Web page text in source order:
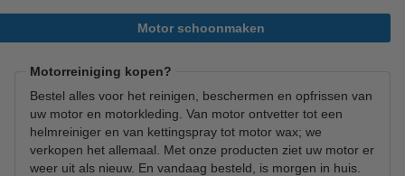
Motor schoonmaken
Motorreiniging kopen?
Bestel alles voor het reinigen, beschermen en opfrissen van
uw motor en motorkleding. Van motor ontvetter tot een
helmreiniger en van kettingspray tot motor wax; we
verkopen het allemaal. Met onze producten ziet uw motor er
weer uit als nieuw. En vandaag besteld, is morgen in huis.